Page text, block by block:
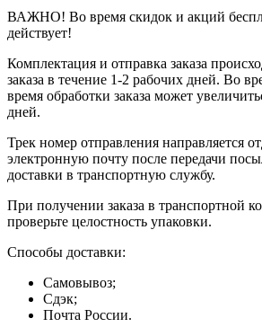
ВАЖНО! Во время скидок и акций
действует!
Комплектация и отправка заказа
заказа в течение 1-2 рабочих дней. Во
время обработки заказа может
дней.
Трек номер отправления направляется
электронную почту после передачи
доставки в транспортную службу.
При получении заказа в транспортной
проверьте целостность упаковки.
Способы доставки:
Самовывоз;
Сдэк;
Почта России.